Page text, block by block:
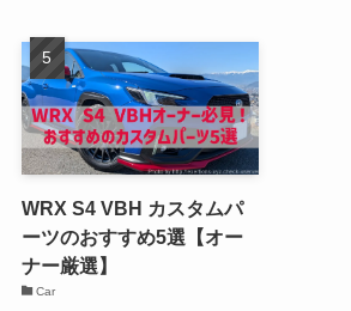
WRX S4 VBH カスタムパ
ーツのおすすめ5選【オー
ナー厳選】
Car